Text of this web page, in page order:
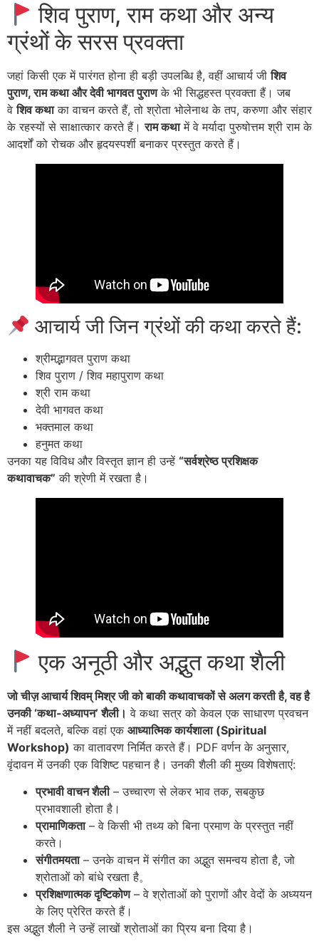
शिव पुराण, राम कथा और अन्य
ग्रंथों के सरस प्रवक्ता
जहां किसी एक में पारंगत होना ही बड़ी उपलब्धि है, वहीं आचार्य जीशिव
पुराण, राम कथा और देवी भागवत पुराणके भी सिद्धहस्त प्रवक्ता हैं। जब
वेशिव कथाका वाचन करते हैं, तो श्रोता भोलेनाथ के तप, करुणा और संहार
के रहस्यों से साक्षात्कार करते हैं।राम कथामें वे मर्यादा पुरुषोत्तम श्री राम के
आदर्शों को रोचक और हृदयस्पर्शी बनाकर प्रस्तुत करते हैं।
आचार्य जी जिन ग्रंथों की कथा करते हैं:
श्रीमद्भागवत पुराण कथा
शिव पुराण / शिव महापुराण कथा
श्री राम कथा
देवी भागवत कथा
भक्तमाल कथा
हनुमत कथा
उनका यह विविध और विस्तृत ज्ञान ही उन्हें “सर्वश्रेष्ठ प्रशिक्षक
कथावाचक” की श्रेणी में रखता है।
एक अनूठी और अद्भुत कथा शैली
जो चीज़ आचार्य शिवम् मिश्र जी को बाकी कथावाचकों से अलग करती है, वह है
उनकी ‘कथा-अध्यापन’ शैली। वे कथा सत्र को केवल एक साधारण प्रवचन
में नहीं बदलते, बल्कि वहां एक आध्यात्मिक कार्यशाला (Spiritual
Workshop) का वातावरण निर्मित करते हैं। PDF वर्णन के अनुसार,
वृंदावन में उनकी एक विशिष्ट पहचान है । उनकी शैली की मुख्य विशेषताएं:
प्रभावी वाचन शैली– उच्चारण से लेकर भाव तक, सबकुछ
प्रभावशाली होता है।
प्रामाणिकता– वे किसी भी तथ्य को बिना प्रमाण के प्रस्तुत नहीं
करते।
संगीतमयता– उनके वाचन में संगीत का अद्भुत समन्वय होता है, जो
श्रोताओं को बांधे रखता है。
प्रशिक्षणात्मक दृष्टिकोण– वे श्रोताओं को पुराणों और वेदों के अध्ययन
के लिए प्रेरित करते हैं।
इस अद्भुत शैली ने उन्हें लाखों श्रोताओं का प्रिय बना दिया है।